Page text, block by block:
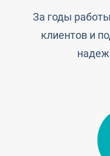
За годы
клиентов и